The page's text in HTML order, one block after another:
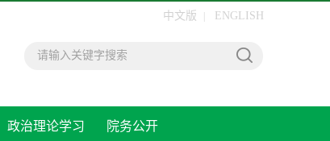
中文版 ENGLISH
政治理论学习 院务公开